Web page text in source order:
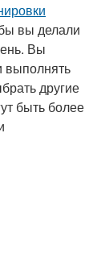
вы делали
Вы
выполнять
другие
быть более